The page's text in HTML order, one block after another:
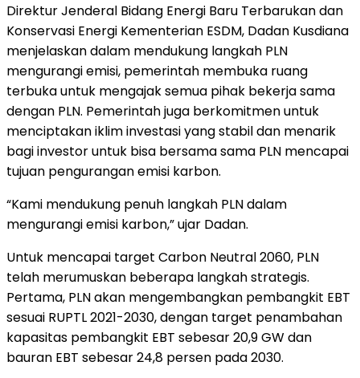
Direktur Jenderal Bidang Energi Baru Terbarukan dan
Konservasi Energi Kementerian ESDM, Dadan Kusdiana
menjelaskan dalam mendukung langkah PLN
mengurangi emisi, pemerintah membuka ruang
terbuka untuk mengajak semua pihak bekerja sama
dengan PLN. Pemerintah juga berkomitmen untuk
menciptakan iklim investasi yang stabil dan menarik
bagi investor untuk bisa bersama sama PLN mencapai
tujuan pengurangan emisi karbon.
“Kami mendukung penuh langkah PLN dalam
mengurangi emisi karbon,” ujar Dadan.
Untuk mencapai target Carbon Neutral 2060, PLN
telah merumuskan beberapa langkah strategis.
Pertama, PLN akan mengembangkan pembangkit EBT
sesuai RUPTL 2021-2030, dengan target penambahan
kapasitas pembangkit EBT sebesar 20,9 GW dan
bauran EBT sebesar 24,8 persen pada 2030.